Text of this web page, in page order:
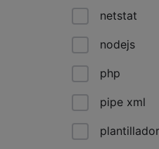
netstat
nodejs
php
pipe xml
plantillador